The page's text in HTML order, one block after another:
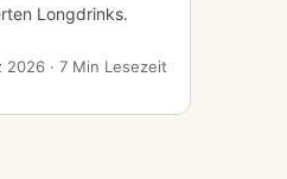
Longdrinks.
2026 · 7 Min Lesezeit